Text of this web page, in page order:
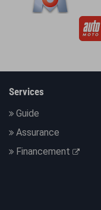
Services
Guide
Assurance
Financement